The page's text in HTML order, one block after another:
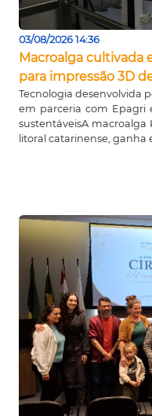
03/08/2026 14:36
Macroalga cultivada
para impressão 3D
Tecnologia desenvolvida
em parceria com Epagri
sustentáveisA macroalga
litoral catarinense, ganha